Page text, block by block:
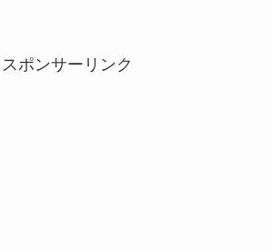
スポンサーリンク